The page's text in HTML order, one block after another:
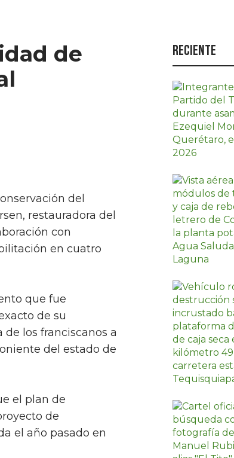
de
del
restauradora del
con
en cuatro
que fue
de su
de los franciscanos a
del estado de
el plan de
de
el año pasado en
Reciente